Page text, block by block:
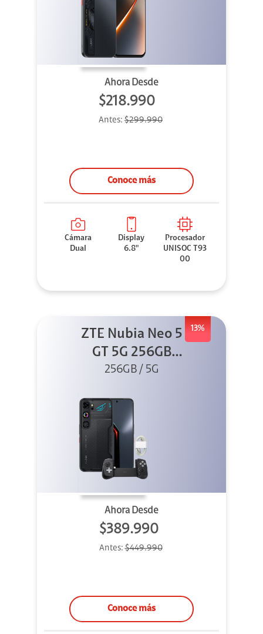
Ahora Desde
$218.990
Antes: $299.990
Conoce más
Cámara
Dual
Display
6.8"
Procesador
UNISOC T93
00
13%
ZTE Nubia Neo 5
GT 5G 256GB
Negro + GPAD +
256GB / 5G
Ahora Desde
$389.990
Antes:$449.990
Conoce más